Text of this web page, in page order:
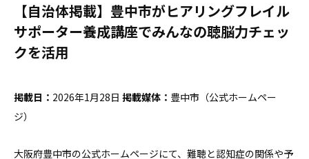
【自治体掲載】豊中市がヒアリングフレイル
サポーター養成講座でみんなの聴脳力チェッ
クを活用
掲載日： 2026年1月28日 掲載媒体： 豊中市（公式ホームペー
ジ）
大阪府豊中市の公式ホームページにて、難聴と認知症の関係や予